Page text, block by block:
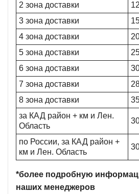
2 зона доставки
3 зона доставки
4 зона доставки
5 зона доставки
6 зона доставки
7 зона доставки
8 зона доставки
за КАД район + км и Лен.
Область
по России, за КАД район +
км и Лен. Область
*более подробную
наших менеджеров